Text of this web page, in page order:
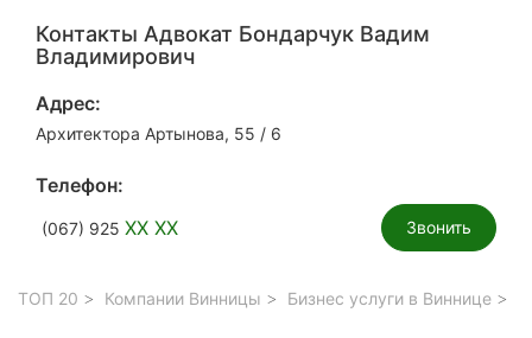
Контакты Адвокат Бондарчук Вадим
Владимирович
Адрес:
Архитектора Артынова, 55 / 6
Телефон:
(067) 925 XX XX Звонить
ТОП 20 Компании Винницы Бизнес услуги в Виннице